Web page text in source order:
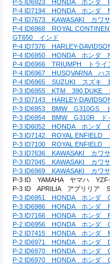
P-5 ID6923　HONDA　ホンダ　
P-4 ID7194　HONDA　ホンダ
P-4 ID7673　KAWASAKI　カワ
P-4 ID6968　ROYAL
GT650　インド
P-4 ID7376　HARLEY-
P-4 ID6950　HONDA　ホンダ　
P-4 ID6966　TRIUMPH　トライ
P-4 ID6967　HUSQVARNA　ハ
P-4 ID6965　SUZUKI　スズキ
P-3 ID6955　KTM　390 DUKE
P-3 ID7143　HARLEY-
P-3 ID6953　BMW　G310GS　
P-3 ID6954　BMW　G310R　ド
P-3 ID6052　HONDA　ホンダ　
P-3 ID7142　ROYAL ENFIELD
P-3 ID7100　ROYAL ENFIELD
P-3 ID7636　KAWASAKI　カワ
P-3 ID7045　KAWASAKI　カワ
P-3 ID6969　KAWASAKI　カワ
P-3 ID　YAMAHA　ヤマハ　
P-3 ID　APRILIA　アプリリア　
P-3 ID6951　HONDA　ホンダ　
P-3 ID6986　HONDA　ホンダ　
P-3 ID7166　HONDA　ホンダ　
P-2 ID6956　HONDA　ホンダ
P-2 ID7415　HONDA　ホンダ　
P-2 ID6971　HONDA　ホンダ　
P-2 ID6970　HONDA　ホンダ
P-2 ID6970　HONDA　ホンダ　